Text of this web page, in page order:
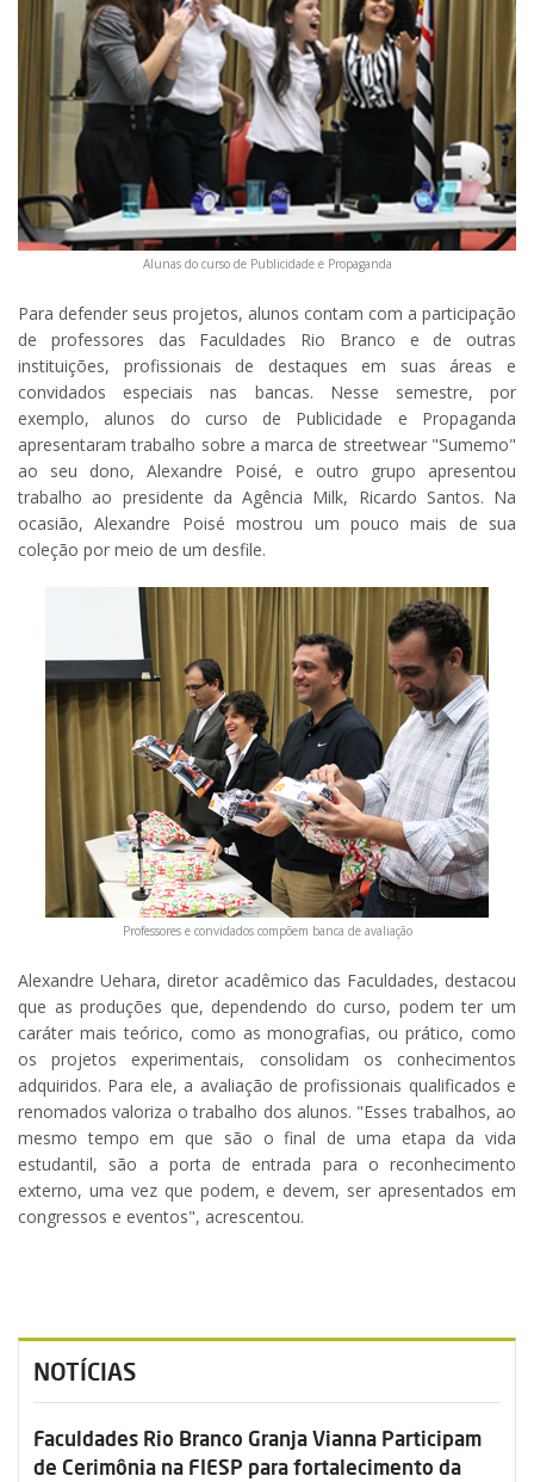
Alunas do curso de Publicidade e Propaganda
Para defender seus projetos, alunos contam com a participação
de professores das Faculdades Rio Branco e de outras
instituições, profissionais de destaques em suas áreas e
convidados especiais nas bancas. Nesse semestre, por
exemplo, alunos do curso de Publicidade e Propaganda
apresentaram trabalho sobre a marca de streetwear "Sumemo"
ao seu dono, Alexandre Poisé, e outro grupo apresentou
trabalho ao presidente da Agência Milk, Ricardo Santos. Na
ocasião, Alexandre Poisé mostrou um pouco mais de sua
coleção por meio de um desfile.
Professores e convidados compõem banca de avaliação
Alexandre Uehara, diretor acadêmico das Faculdades, destacou
que as produções que, dependendo do curso, podem ter um
caráter mais teórico, como as monografias, ou prático, como
os projetos experimentais, consolidam os conhecimentos
adquiridos. Para ele, a avaliação de profissionais qualificados e
renomados valoriza o trabalho dos alunos. "Esses trabalhos, ao
mesmo tempo em que são o final de uma etapa da vida
estudantil, são a porta de entrada para o reconhecimento
externo, uma vez que podem, e devem, ser apresentados em
congressos e eventos", acrescentou.
NOTÍCIAS
Faculdades Rio Branco Granja Vianna Participam
de Cerimônia na FIESP para fortalecimento da